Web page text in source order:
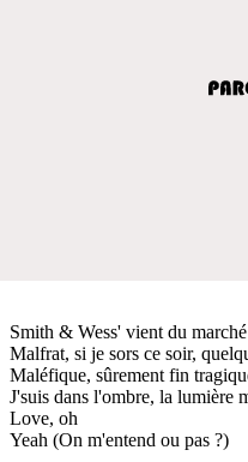
Smith & Wess' vient du
Malfrat, si je sors ce soir,
Maléfique, sûrement fin
J'suis dans l'ombre, la lumière
Love, oh
Yeah (On m'entend ou pas ?)